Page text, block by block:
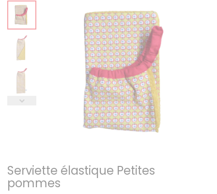
Serviette élastique Petites
pommes